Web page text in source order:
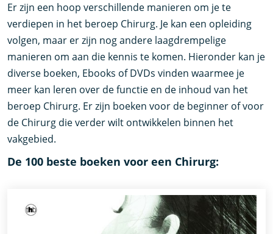
Er zijn een hoop verschillende manieren om je te
verdiepen in het beroep Chirurg. Je kan een opleiding
volgen, maar er zijn nog andere laagdrempelige
manieren om aan die kennis te komen. Hieronder kan je
diverse boeken, Ebooks of DVDs vinden waarmee je
meer kan leren over de functie en de inhoud van het
beroep Chirurg. Er zijn boeken voor de beginner of voor
de Chirurg die verder wilt ontwikkelen binnen het
vakgebied.
De 100 beste boeken voor een Chirurg: